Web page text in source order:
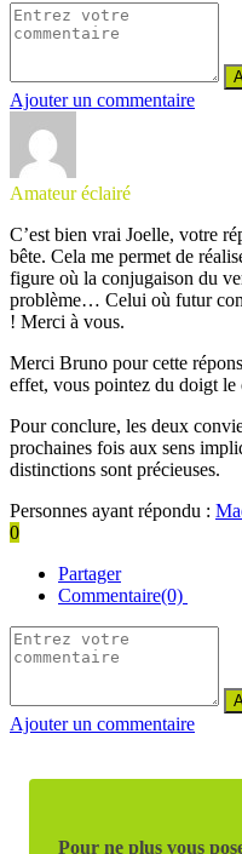
Ajouter un commentaire
Amateur éclairé
C’est bien vrai Joelle, votre
bête. Cela me permet de
figure où la conjugaison du
problème… Celui où futur
! Merci à vous.
Merci Bruno pour cette
effet, vous pointez du doigt le
Pour conclure, les deux
prochaines fois aux sens
distinctions sont précieuses.
Personnes ayant répondu :
0
Partager
Commentaire(0)
Ajouter un commentaire
Pour ne plus vous